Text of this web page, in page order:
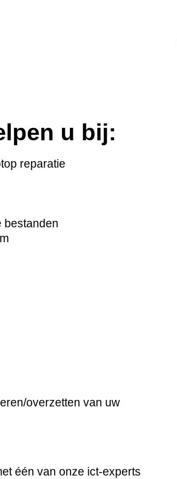
u bij:
reparatie
bestanden
overzetten van uw
één van onze ict-experts